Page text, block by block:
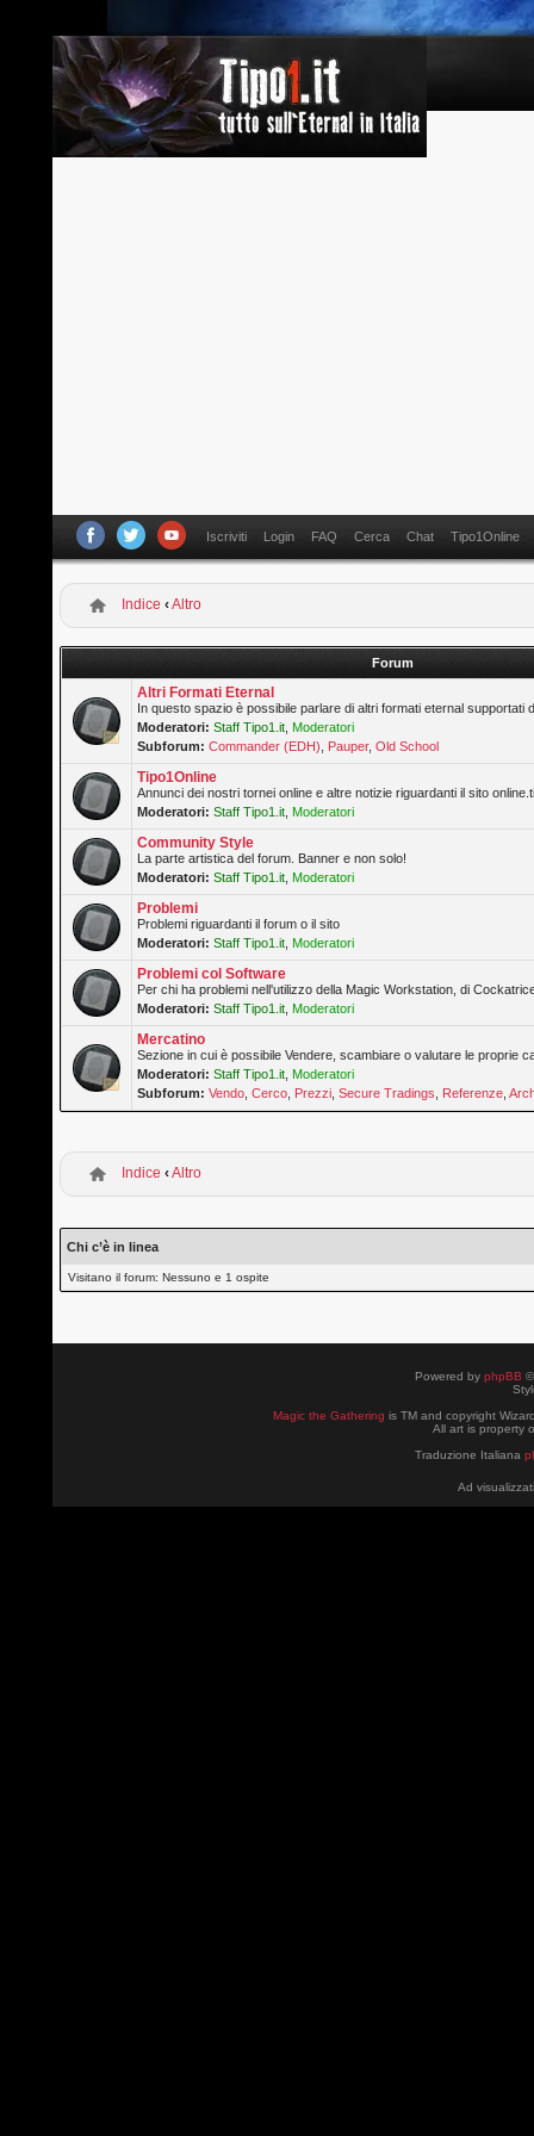
Iscriviti Login FAQ Cerca Chat Tipo1Online
Indice ‹Altro
Forum
Altri Formati Eternal
In questo spazio è possibile parlare di altri formati eternal supportati
Moderatori: Staff Tipo1.it Moderatori
Subforum:Commander (EDH) Pauper,Old School
Tipo1Online
Annunci dei nostri tornei online e altre notizie riguardanti il sito
Moderatori: Staff Tipo1.it Moderatori
Community Style
La parte artistica del forum. Banner e non solo!
Moderatori: Staff Tipo1.it Moderatori
Problemi
Problemi riguardanti il forum o il sito
Moderatori: Staff Tipo1.it Moderatori
Problemi col Software
Per chi ha problemi nell'utilizzo della Magic Workstation, di
Moderatori: Staff Tipo1.it Moderatori
Mercatino
Sezione in cui è possibile Vendere, scambiare o valutare le proprie
Moderatori: Staff Tipo1.it Moderatori
Subforum:Vendo ,Cerco Prezzi ,Secure Tradings Referenze ,
Indice ‹Altro
Chi c’è in linea
Visitano il forum: Nessuno e 1 ospite
Powered by phpBB
Magic the Gathering is TM and copyright
All art is property
Traduzione Italiana
Ad